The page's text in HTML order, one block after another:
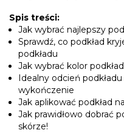
Spis treści:
Jak wybrać najlepszy
Sprawdź, co podkład
podkładu
Jak wybrać kolor
Idealny odcień
wykończenie
Jak aplikować podkład
Jak prawidłowo dobrać
skórze!